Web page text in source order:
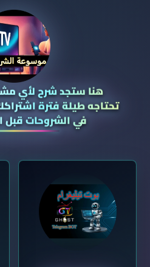
هنا ستجد شرح لأي
تحتاجه طيلة فترة
في الشروحات قبل